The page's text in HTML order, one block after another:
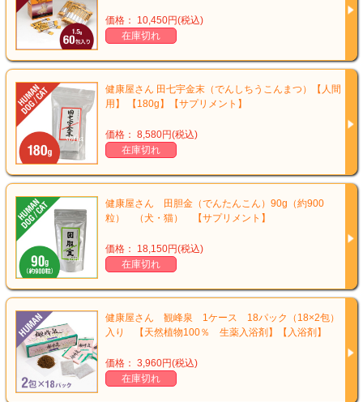
価格： 10,450円(税込)
在庫切れ
健康屋さん 田七宇金末（でんしちうこんまつ）【人間
用】 【180g】【サプリメント】
価格： 8,580円(税込)
在庫切れ
健康屋さん 田胆金（でんたんこん）90g（約900
粒） （犬・猫） 【サプリメント】
価格： 18,150円(税込)
在庫切れ
健康屋さん 観峰泉 1ケース 18パック（18×2包）
入り 【天然植物100％ 生薬入浴剤】【入浴剤】
価格： 3,960円(税込)
在庫切れ